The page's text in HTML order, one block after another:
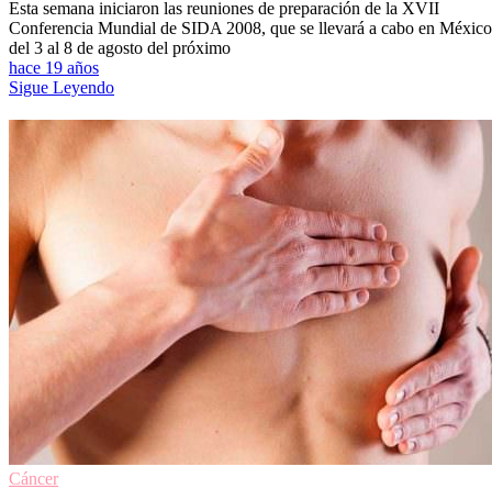
Esta semana iniciaron las reuniones de preparación de la XVII
Conferencia Mundial de SIDA 2008, que se llevará a cabo en México
del 3 al 8 de agosto del próximo
hace 19 años
Sigue Leyendo
Cáncer